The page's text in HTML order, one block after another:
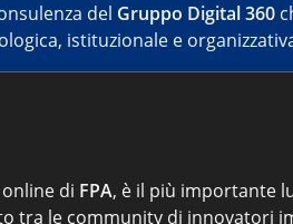
del Gruppo Digital 360
istituzionale e
di FPA, è il più importante
tra le community di innovatori